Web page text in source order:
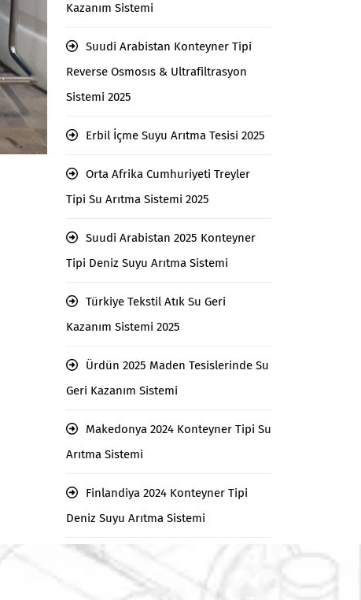
Kazanım Sistemi
Suudi Arabistan Konteyner Tipi
Reverse Osmosıs & Ultrafiltrasyon
Sistemi 2025
Erbil İçme Suyu Arıtma Tesisi 2025
Orta Afrika Cumhuriyeti Treyler
Tipi Su Arıtma Sistemi 2025
Suudi Arabistan 2025 Konteyner
Tipi Deniz Suyu Arıtma Sistemi
Türkiye Tekstil Atık Su Geri
Kazanım Sistemi 2025
Ürdün 2025 Maden Tesislerinde Su
Geri Kazanım Sistemi
Makedonya 2024 Konteyner Tipi Su
Arıtma Sistemi
Finlandiya 2024 Konteyner Tipi
Deniz Suyu Arıtma Sistemi